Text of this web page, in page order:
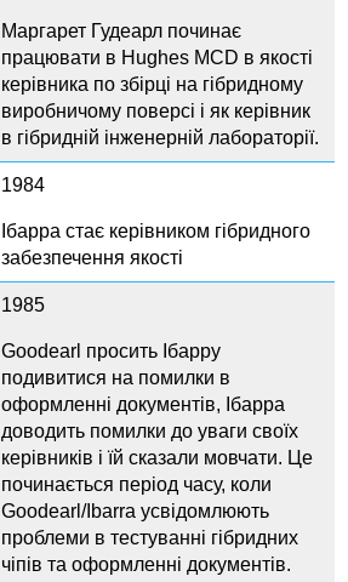
Маргарет Гудеарл починає
працювати в Hughes MCD в якості
керівника по збірці на гібридному
виробничому поверсі і як керівник
в гібридній інженерній лабораторії.
1984
Ібарра стає керівником гібридного
забезпечення якості
1985
Goodearl просить Ібарру
подивитися на помилки в
оформленні документів, Ібарра
доводить помилки до уваги своїх
керівників і їй сказали мовчати. Це
починається період часу, коли
Goodearl/Ibarra усвідомлюють
проблеми в тестуванні гібридних
чіпів та оформленні документів.